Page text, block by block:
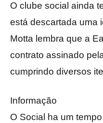
O clube social ainda
está descartada uma
Motta lembra que a
contrato assinado
cumprindo diversos
Informação
O Social ha um